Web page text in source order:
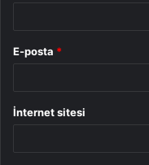
E-posta *
İnternet sitesi